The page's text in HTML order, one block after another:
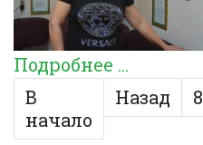
Подробнее ...
В
начало
Назад 8